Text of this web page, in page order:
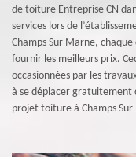
de toiture Entreprise CN
services lors de
Champs Sur Marne,
fournir les meilleurs prix.
occasionnées par les
à se déplacer gratuitement
projet toiture à Champs